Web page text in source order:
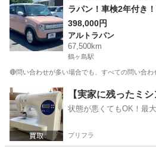
ラパン！車検2年付き
398,000円
アルトラパン
67,500km
鶴ヶ島駅
🔴問い合わせが多い場合でも、すべての問い合
川越市 鶴ヶ島駅 アルトラパン
【実家に残ったミ
状態が悪くてもOK！最
プリフラ